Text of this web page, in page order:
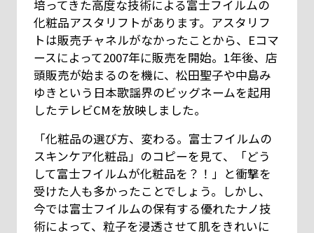
培ってきた高度な技術による富士フイルムの
化粧品アスタリフトがあります。アスタリフ
トは販売チャネルがなかったことから、Eコマ
ースによって2007年に販売を開始。1年後、店
頭販売が始まるのを機に、松田聖子や中島み
ゆきという日本歌謡界のビッグネームを起用
したテレビCMを放映しました。
「化粧品の選び方、変わる。富士フイルムの
スキンケア化粧品」のコピーを見て、「どう
して富士フイルムが化粧品を？！」と衝撃を
受けた人も多かったことでしょう。しかし、
今では富士フイルムの保有する優れたナノ技
術によって、粒子を浸透させて肌をきれいに